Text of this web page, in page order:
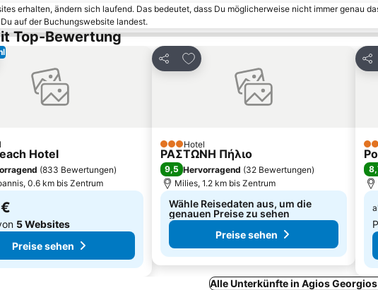
erhalten, ändern sich laufend. Das bedeutet, dass Du möglicherweise nicht immer genau
auf der Buchungswebsite landest.
Top-Bewertung
hinzufügen
Hotel
(833 Bewertungen)
0.6 km bis Zentrum
5 Websites
Preise sehen
Teilen
Zu Favoriten hinzufügen
3 Sterne
Hotel
ΡΑΣΤΩΝΗ Πήλιο
9,5 Hervorragend (32 Bewertungen)
Milies, 1.2 km bis Zentrum
Wähle Reisedaten aus, um die
genauen Preise zu sehen
Preise sehen
4
Alle Unterkünfte in Agios